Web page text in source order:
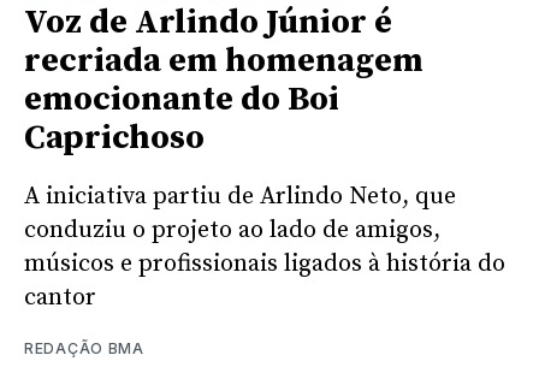
Voz de Arlindo Júnior é
recriada em homenagem
emocionante do Boi
Caprichoso
A iniciativa partiu de Arlindo Neto, que
conduziu o projeto ao lado de amigos,
músicos e profissionais ligados à história do
cantor
REDAÇÃO BMA